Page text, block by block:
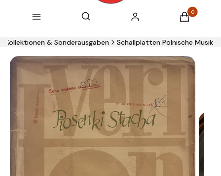
Menü Suchmaschine öffnen
Suchen Einloggen Produkte im
Warenkorb
Kollektionen & Sonderausgaben Schallplatten Polnische Musik